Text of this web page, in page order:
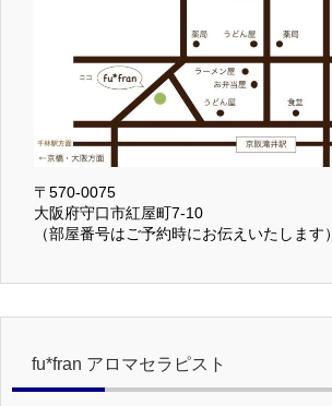
〒570-0075
大阪府守口市紅屋町7-10
（部屋番号はご予約時にお伝えいたします）
fu*fran アロマセラピスト